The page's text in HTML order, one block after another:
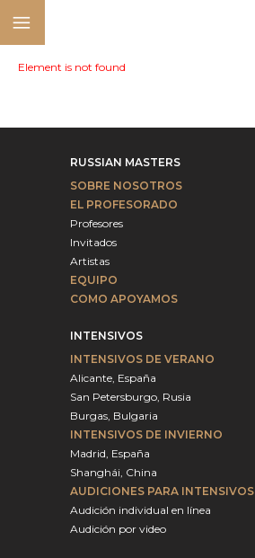
Element is not found
RUSSIAN MASTERS
SOBRE NOSOTROS
EL PROFESORADO
Profesores
Invitados
Artistas
EQUIPO
COMO APOYAMOS
INTENSIVOS
INTENSIVOS DE VERANO
Alicante, España
San Petersburgo, Rusia
Burgas, Bulgaria
INTENSIVOS DE INVIERNO
Madrid, España
Shanghái, China
AUDICIONES PARA INTENSIVOS
Audición individual en línea
Audición por video